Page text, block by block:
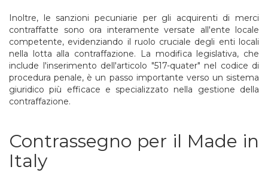
Inoltre, le sanzioni pecuniarie per gli acquirenti di merci
contraffatte sono ora interamente versate all'ente locale
competente, evidenziando il ruolo cruciale degli enti locali
nella lotta alla contraffazione. La modifica legislativa, che
include l'inserimento dell'articolo "517-quater" nel codice di
procedura penale, è un passo importante verso un sistema
giuridico più efficace e specializzato nella gestione della
contraffazione.
Contrassegno per il Made in
Italy